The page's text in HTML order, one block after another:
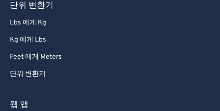
단위 변환기
Lbs 에게 Kg
Kg 에게 Lbs
Feet 에게 Meters
단위 변환기
웹 앱